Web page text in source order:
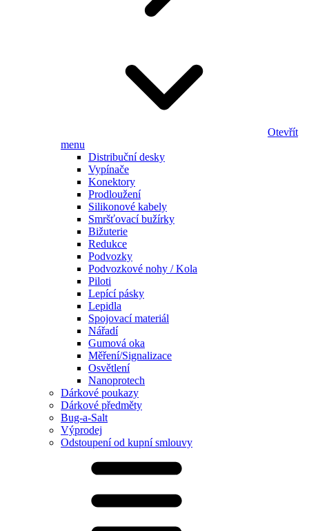
Otevřít
menu
Distribuční desky
Vypínače
Konektory
Prodloužení
Silikonové kabely
Smršťovací bužírky
Bižuterie
Redukce
Podvozky
Podvozkové nohy / Kola
Piloti
Lepící pásky
Lepidla
Spojovací materiál
Nářadí
Gumová oka
Měření/Signalizace
Osvětlení
Nanoprotech
Dárkové poukazy
Dárkové předměty
Bug-a-Salt
Výprodej
Odstoupení od kupní smlouvy